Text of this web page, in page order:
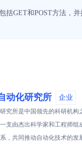
括GET和POST方法，
动化研究所 企业
究所是中国领先的科研机
支由杰出科学家和工程师
，共同推动自动化技术的发